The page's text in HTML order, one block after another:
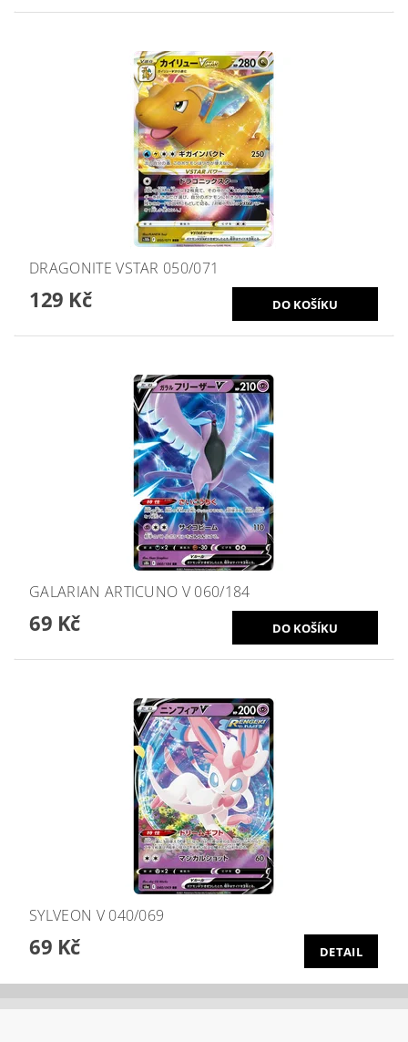
DRAGONITE VSTAR 050/071
129 Kč
GALARIAN ARTICUNO V 060/184
69 Kč
SYLVEON V 040/069
69 Kč DETAIL